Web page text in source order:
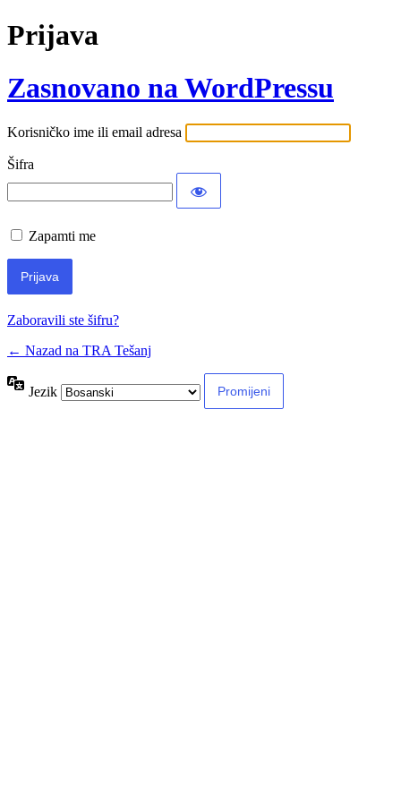
Prijava
Zasnovano na WordPressu
Korisničko ime ili email adresa
Šifra
Zapamti me
Zaboravili ste šifru?
← Nazad na TRA Tešanj
Jezik